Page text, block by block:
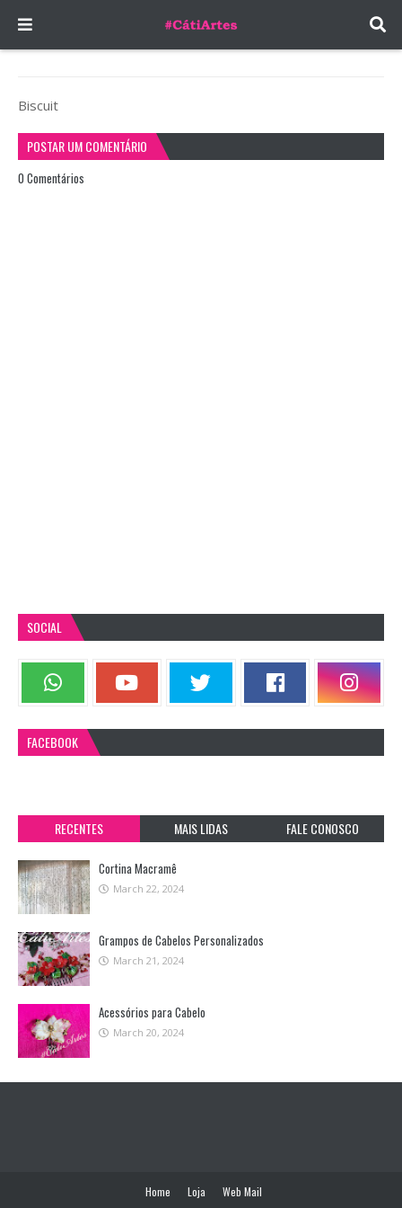
Biscuit
POSTAR UM COMENTÁRIO
0 Comentários
SOCIAL
FACEBOOK
RECENTES MAIS LIDAS FALE CONOSCO
Cortina Macramê
March 22, 2024
Grampos de Cabelos Personalizados
March 21, 2024
Acessórios para Cabelo
March 20, 2024
Home Loja Web Mail